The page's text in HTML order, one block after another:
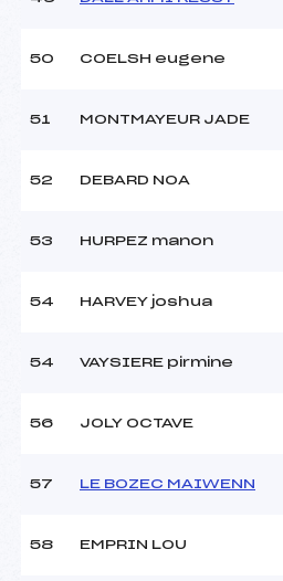
50 COELSH eugene
51 MONTMAYEUR JADE
52 DEBARD NOA
53 HURPEZ manon
54 HARVEY joshua
54 VAYSIERE pirmine
56 JOLY OCTAVE
57 LE BOZEC MAIWENN
58 EMPRIN LOU